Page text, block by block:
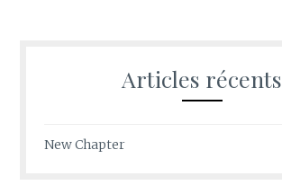
Articles récents
New Chapter